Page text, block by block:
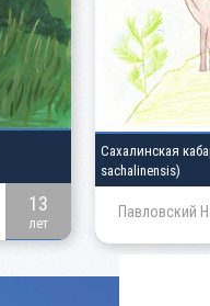
Сахалинская
sachalinensis)
Павловский
13
лет